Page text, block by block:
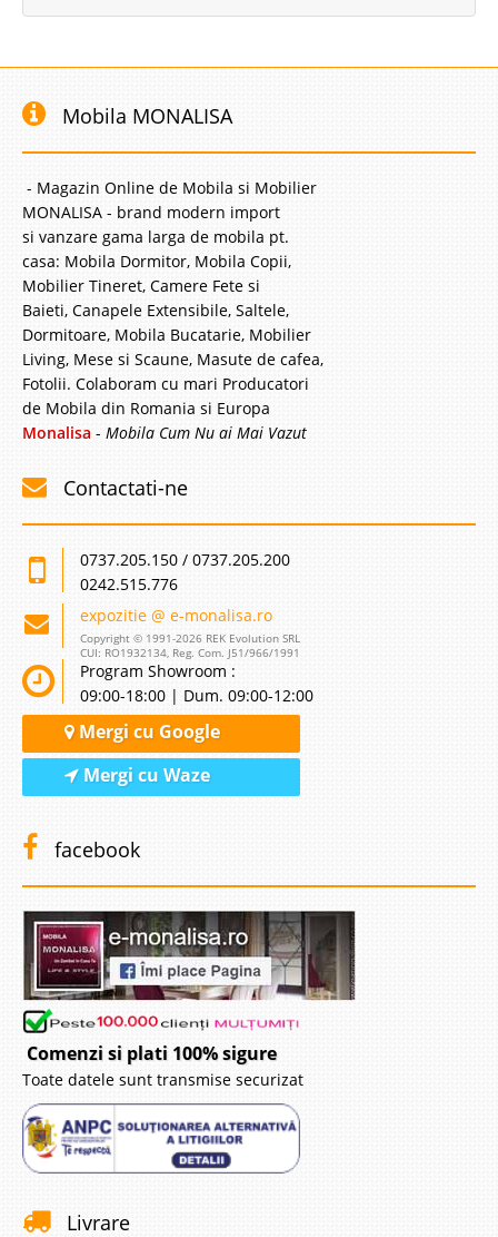
Mobila MONALISA
- Magazin Online de Mobila si Mobilier
MONALISA - brand modern import
si vanzare gama larga de mobila pt.
casa: Mobila Dormitor, Mobila Copii,
Mobilier Tineret, Camere Fete si
Baieti, Canapele Extensibile, Saltele,
Dormitoare, Mobila Bucatarie, Mobilier
Living, Mese si Scaune, Masute de cafea,
Fotolii. Colaboram cu mari Producatori
de Mobila din Romania si Europa
Monalisa - Mobila Cum Nu ai Mai Vazut
Contactati-ne
0737.205.150 / 0737.205.200
0242.515.776
expozitie @ e-monalisa.ro
Copyright © 1991-2026 REK Evolution SRL
CUI: RO1932134, Reg. Com. J51/966/1991
Program Showroom :
09:00-18:00 | Dum. 09:00-12:00
Mergi cu Google
Mergi cu Waze
facebook
Comenzi si plati 100% sigure
Toate datele sunt transmise securizat
Livrare